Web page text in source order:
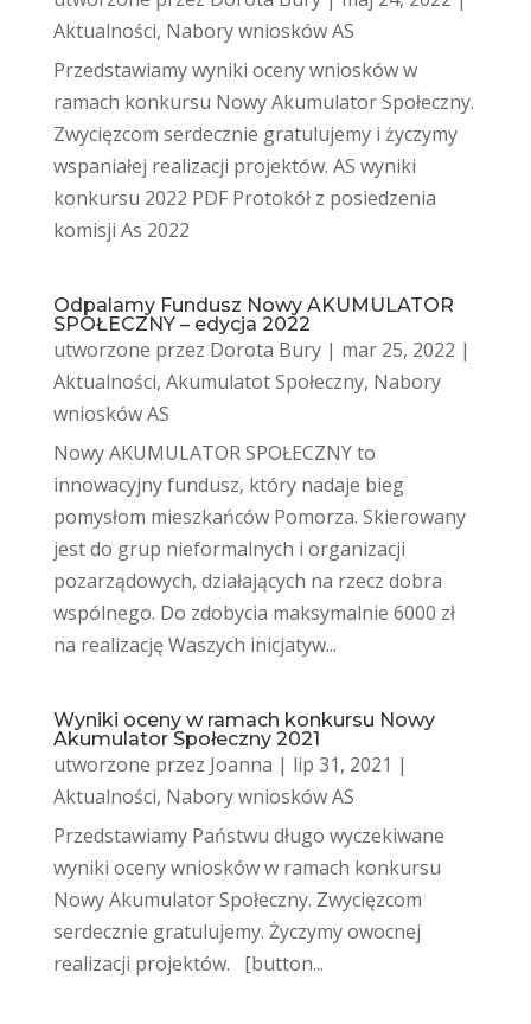
Aktualności, Nabory wniosków AS
Przedstawiamy wyniki oceny wniosków w
ramach konkursu Nowy Akumulator Społeczny.
Zwycięzcom serdecznie gratulujemy i życzymy
wspaniałej realizacji projektów. AS wyniki
konkursu 2022 PDF Protokół z posiedzenia
komisji As 2022
Odpalamy Fundusz Nowy AKUMULATOR
SPOŁECZNY – edycja 2022
utworzone przez Dorota Bury| mar 25, 2022 |
Aktualności, Akumulatot Społeczny, Nabory
wniosków AS
Nowy AKUMULATOR SPOŁECZNY to
innowacyjny fundusz, który nadaje bieg
pomysłom mieszkańców Pomorza. Skierowany
jest do grup nieformalnych i organizacji
pozarządowych, działających na rzecz dobra
wspólnego. Do zdobycia maksymalnie 6000 zł
na realizację Waszych inicjatyw...
Wyniki oceny w ramach konkursu Nowy
Akumulator Społeczny 2021
utworzone przez Joanna | lip 31, 2021 |
Aktualności, Nabory wniosków AS
Przedstawiamy Państwu długo wyczekiwane
wyniki oceny wniosków w ramach konkursu
Nowy Akumulator Społeczny. Zwycięzcom
serdecznie gratulujemy. Życzymy owocnej
realizacji projektów. [button...